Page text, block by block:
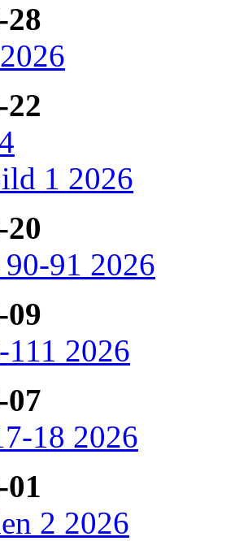
28
22
1 2026
20
90-91 2026
09
2026
07
18 2026
01
2 2026